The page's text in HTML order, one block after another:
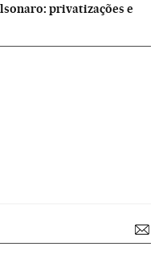
privatizações e